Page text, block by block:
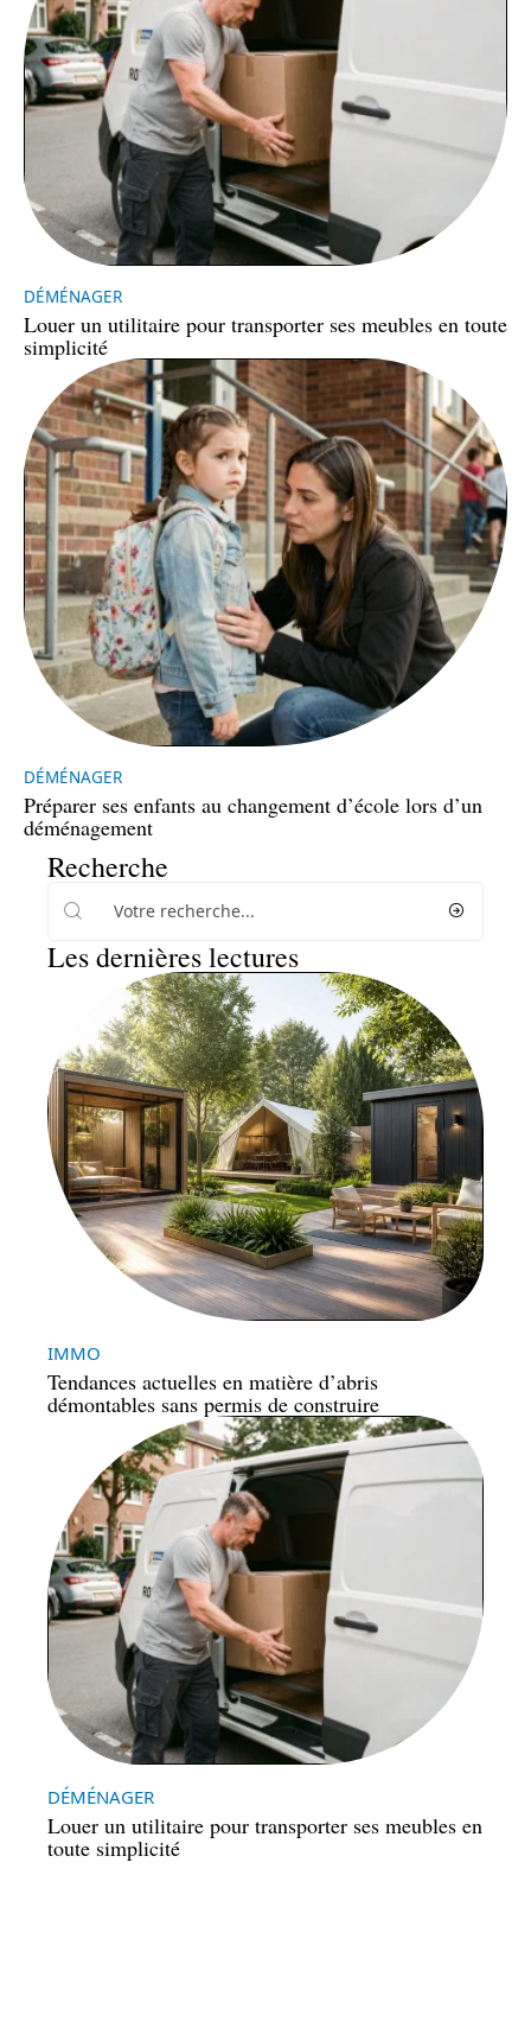
DÉMÉNAGER
Louer un utilitaire pour transporter ses meubles en toute
simplicité
DÉMÉNAGER
Préparer ses enfants au changement d’école lors d’un
déménagement
Recherche
Les dernières lectures
IMMO
Tendances actuelles en matière d’abris
démontables sans permis de construire
DÉMÉNAGER
Louer un utilitaire pour transporter ses meubles en
toute simplicité